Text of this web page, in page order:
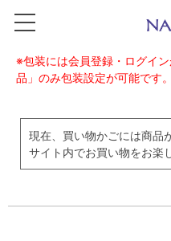
※包装には会員登録・ログイ
品」のみ包装設定が可能です。
現在、買い物かごには商品
サイト内でお買い物をお楽